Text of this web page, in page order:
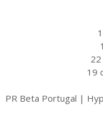
19
PR Beta Portugal |